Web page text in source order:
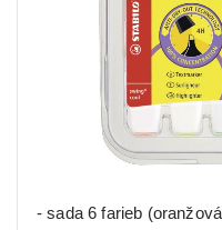
- sada 6 farieb